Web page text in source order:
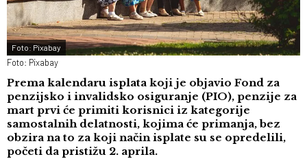
Foto: Pixabay
Foto: Pixabay
Prema kalendaru isplata koji je objavio Fond za
penzijsko i invalidsko osiguranje (PIO), penzije za
mart prvi će primiti korisnici iz kategorije
samostalnih delatnosti, kojima će primanja, bez
obzira na to za koji način isplate su se opredelili,
početi da pristižu 2. aprila.